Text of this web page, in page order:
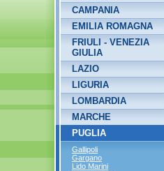
CAMPANIA
EMILIA ROMAGNA
FRIULI - VENEZIA
GIULIA
LAZIO
LIGURIA
LOMBARDIA
MARCHE
PUGLIA
Gallipoli
Gargano
Lido Marini